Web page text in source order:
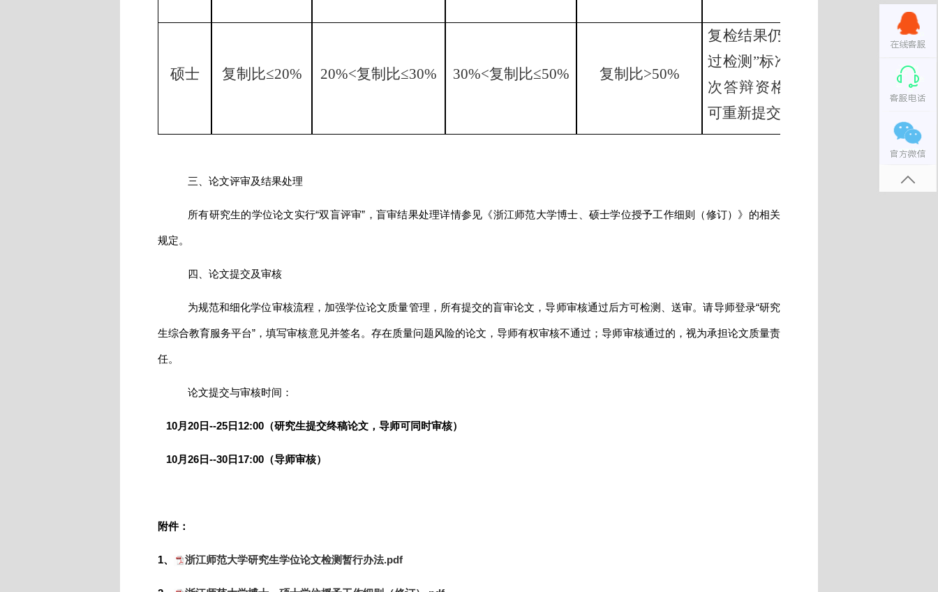
硕士 复制比≤20% 20%<复制比≤30% 30%<复制比≤50% 复制比>50%
复检结果仍不能达到“通
过检测”标准者，取消本
次答辩资格，半年后方
可重新提交检测。
三、论文评审及结果处理
所有研究生的学位论文实行“双盲评审”，盲审结果处理详情参见《浙江师范大学博士、硕士学位授予工作细则（修订）》的相关
规定。
四、论文提交及审核
为规范和细化学位审核流程，加强学位论文质量管理，所有提交的盲审论文，导师审核通过后方可检测、送审。请导师登录“研究
生综合教育服务平台”，填写审核意见并签名。存在质量问题风险的论文，导师有权审核不通过；导师审核通过的，视为承担论文质量责
任。
论文提交与审核时间：
10月20日--25日12:00（研究生提交终稿论文，导师可同时审核）
10月26日--30日17:00（导师审核）
附件：
1、 浙江师范大学研究生学位论文检测暂行办法.pdf